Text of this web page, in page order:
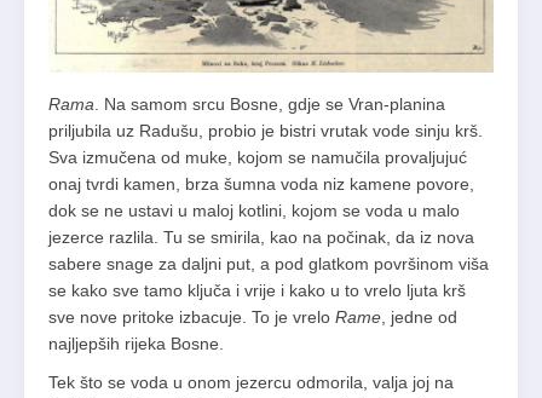
Rama. Na samom srcu Bosne, gdje se Vran-planina
priljubila uz Radušu, probio je bistri vrutak vode sinju krš.
Sva izmučena od muke, kojom se namučila provaljujuć
onaj tvrdi kamen, brza šumna voda niz kamene povore,
dok se ne ustavi u maloj kotlini, kojom se voda u malo
jezerce razlila. Tu se smirila, kao na počinak, da iz nova
sabere snage za daljni put, a pod glatkom površinom viša
se kako sve tamo ključa i vrije i kako u to vrelo ljuta krš
sve nove pritoke izbacuje. To je vrelo Rame, jedne od
najljepših rijeka Bosne.
Tek što se voda u onom jezercu odmorila, valja joj na